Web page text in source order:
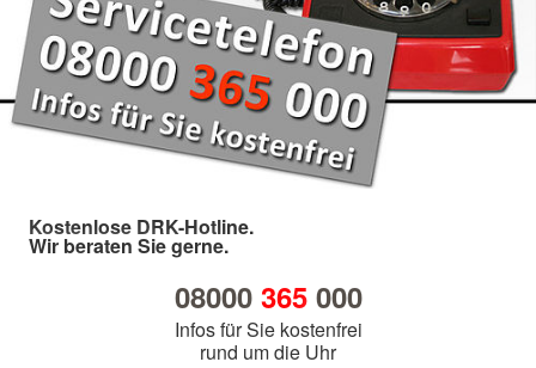
Kostenlose DRK-Hotline.
Wir beraten Sie gerne.
08000 365000
Infos für Sie kostenfrei
rund um die Uhr